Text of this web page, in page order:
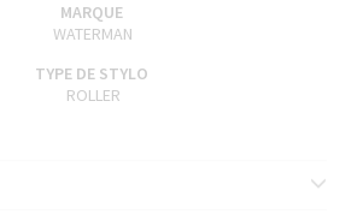
MARQUE
WATERMAN
TYPE DE STYLO
ROLLER